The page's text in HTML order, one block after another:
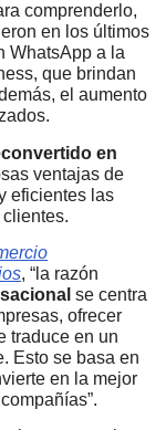
comprenderlo,
en los últimos
WhatsApp a la
que brindan
el aumento
en
ventajas de
eficientes las
, “la razón
se centra
ofrecer
traduce en un
Esto se basa en
en la mejor